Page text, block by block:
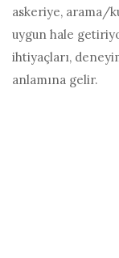
askeriye, arama/
uygun hale
ihtiyaçları,
anlamına gelir.